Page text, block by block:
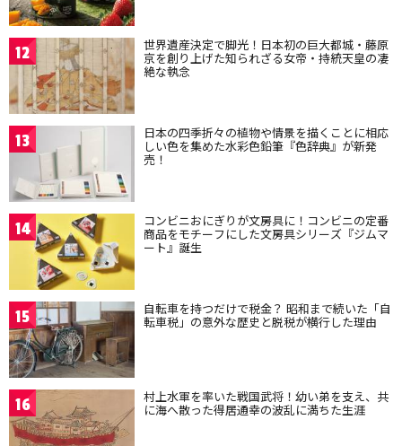
12 世界遺産決定で脚光！日本初の巨大都城・藤原
京を創り上げた知られざる女帝・持統天皇の凄
絶な執念
13 日本の四季折々の植物や情景を描くことに相応
しい色を集めた水彩色鉛筆『色辞典』が新発
売！
14 コンビニおにぎりが文房具に！コンビニの定番
商品をモチーフにした文房具シリーズ『ジムマ
ート』誕生
15 自転車を持つだけで税金？ 昭和まで続いた「自
転車税」の意外な歴史と脱税が横行した理由
16 村上水軍を率いた戦国武将！幼い弟を支え、共
に海へ散った得居通幸の波乱に満ちた生涯